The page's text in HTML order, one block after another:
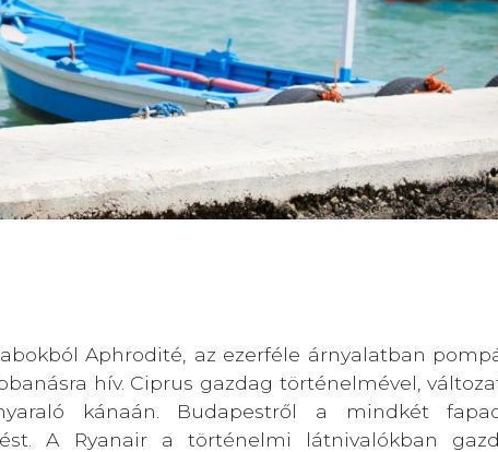
Aphrodité, az ezerféle árnyalatban
hív. Ciprus gazdag történelmével,
kánaán. Budapestről a mindkét
A Ryanair a történelmi látnivalókban